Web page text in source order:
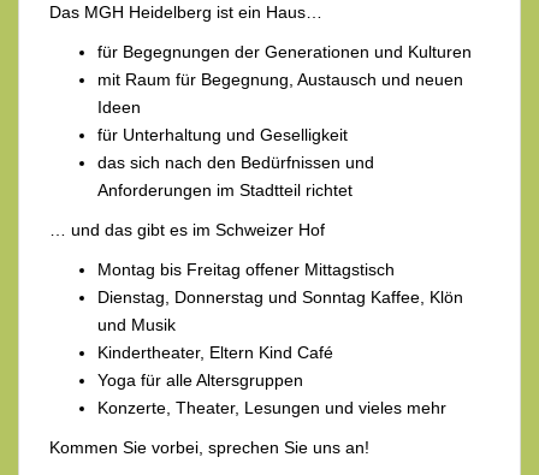
Das MGH Heidelberg ist ein Haus…
für Begegnungen der Generationen und Kulturen
mit Raum für Begegnung, Austausch und neuen
Ideen
für Unterhaltung und Geselligkeit
das sich nach den Bedürfnissen und
Anforderungen im Stadtteil richtet
… und das gibt es im Schweizer Hof
Montag bis Freitag offener Mittagstisch
Dienstag, Donnerstag und Sonntag Kaffee, Klön
und Musik
Kindertheater, Eltern Kind Café
Yoga für alle Altersgruppen
Konzerte, Theater, Lesungen und vieles mehr
Kommen Sie vorbei, sprechen Sie uns an!